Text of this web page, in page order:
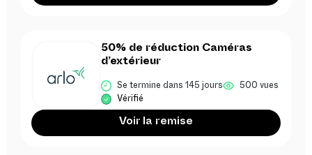
50% de réduction Caméras
d’extérieur
Se termine dans 145 jours 500 vues
Vérifié
Voir la remise